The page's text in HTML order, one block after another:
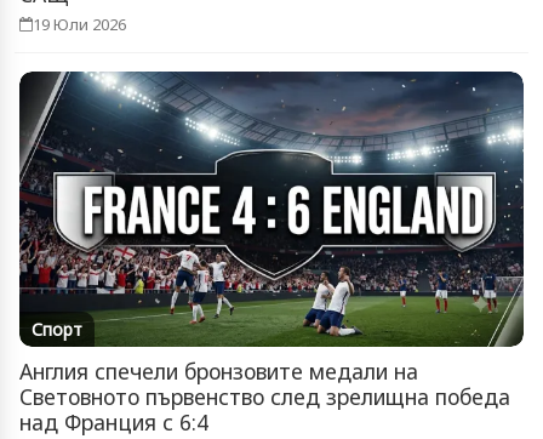
19 Юли 2026
Спорт
Англия спечели бронзовите медали на
Световното първенство след зрелищна победа
над Франция с 6:4